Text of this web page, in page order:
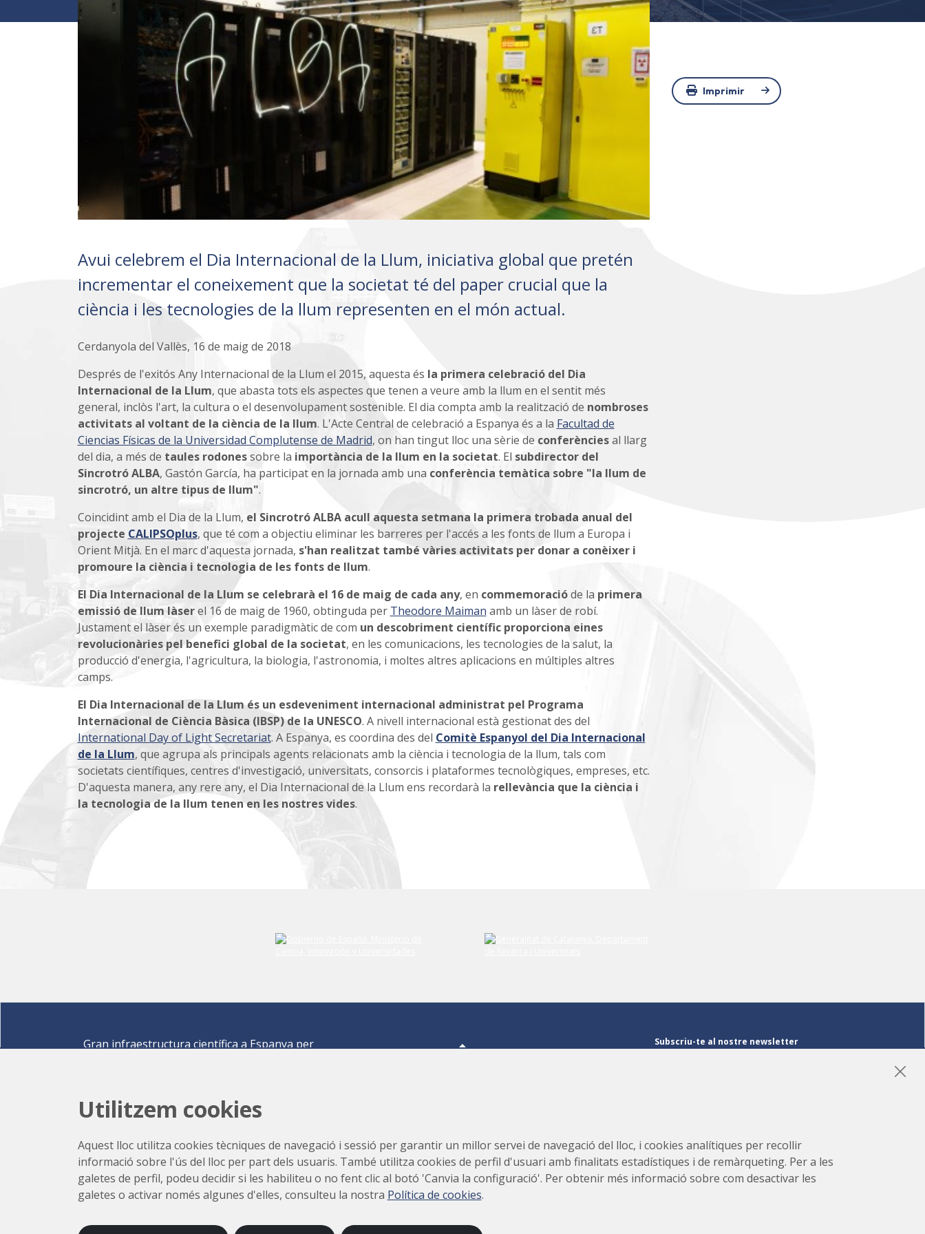
Avui celebrem el Dia Internacional de la Llum, iniciativa global que pretén
incrementar el coneixement que la societat té del paper crucial que la
ciència i les tecnologies de la llum representen en el món actual.
Cerdanyola del Vallès, 16 de maig de 2018
Després de l'exitós Any Internacional de la Llum el 2015, aquesta és la primera celebració del Dia
Internacional de la Llum, que abasta tots els aspectes que tenen a veure amb la llum en el sentit més
general, inclòs l'art, la cultura o el desenvolupament sostenible. El dia compta amb la realització de nombroses
activitats al voltant de la ciència de la llum. L'Acte Central de celebració a Espanya és a la Facultad de
Ciencias Físicas de la Universidad Complutense de Madrid, on han tingut lloc una sèrie de conferènciesal llarg
del dia, a més de taules rodonessobre la importància de la llum en la societat. El subdirector del
Sincrotró ALBA, Gastón García, ha participat en la jornada amb una conferència temàtica sobre "la llum de
sincrotró, un altre tipus de llum".
Coincidint amb el Dia de la Llum, el Sincrotró ALBA acull aquesta setmana la primera trobada anual del
projecte CALIPSOplus, que té com a objectiu eliminar les barreres per l'accés a les fonts de llum a Europa i
Orient Mitjà. En el marc d'aquesta jornada, s'han realitzat també vàries activitats per donar a conèixer i
promoure la ciència i tecnologia de les fonts de llum.
El Dia Internacional de la Llum se celebrarà el 16 de maig de cada any, en commemoracióde la primera
emissió de llum làserel 16 de maig de 1960, obtinguda per Theodore Maiman amb un làser de robí.
Justament el làser és un exemple paradigmàtic de com un descobriment científic proporciona eines
revolucionàries pel benefici global de la societat, en les comunicacions, les tecnologies de la salut, la
producció d'energia, l'agricultura, la biologia, l'astronomia, i moltes altres aplicacions en múltiples altres
camps.
El Dia Internacional de la Llum és un esdeveniment internacional administrat pel Programa
Internacional de Ciència Bàsica (IBSP) de la UNESCO. A nivell internacional està gestionat des del
International Day of Light Secretariat. A Espanya, es coordina des del Comitè Espanyol del Dia Internacional
de la Llum, que agrupa als principals agents relacionats amb la ciència i tecnologia de la llum, tals com
societats científiques, centres d'investigació, universitats, consorcis i plataformes tecnològiques, empreses, etc.
D'aquesta manera, any rere any, el Dia Internacional de la Llum ens recordarà la rellevància que la ciència i
la tecnologia de la llum tenen en les nostres vides.
Imprimir
Laboratori de Llum Sincrotró (CELLS)
Gran infraestructura científica a Espanya per
Carrer de la Llum 2-26 08290 Cerdanyola del Vallès,
Com arribar
+34 93 592 43 00
Subscriu-te al nostre newsletter
Utilitzem cookies
Aquest lloc utilitza cookies tècniques de navegació i sessió per garantir un millor servei de navegació del lloc, i cookies analítiques per recollir
informació sobre l'ús del lloc per part dels usuaris. També utilitza cookies de perfil d'usuari amb finalitats estadístiques i de remàrqueting. Per a les
galetes de perfil, podeu decidir si les habiliteu o no fent clic al botó 'Canvia la configuració'. Per obtenir més informació sobre com desactivar les
galetes o activar només algunes d'elles, consulteu la nostra Política de cookies.